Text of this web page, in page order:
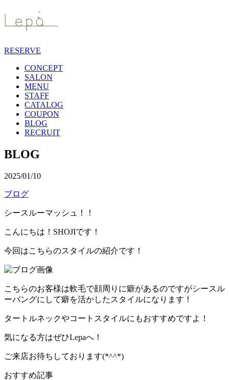
RESERVE
CONCEPT
SALON
MENU
STAFF
CATALOG
COUPON
BLOG
RECRUIT
BLOG
2025/01/10
ブログ
シースルーマッシュ！！
こんにちは！SHOJIです！
今回はこちらのスタイルの紹介です！
こちらのお客様は軟毛で顔周りに癖があるのですがシースル
ーバングにして癖を活かしたスタイルになります！
タートルネックやコートスタイルにもおすすめですよ！
気になる方はぜひLepaへ！
ご来店お待ちしております(*^^*)
おすすめ記事